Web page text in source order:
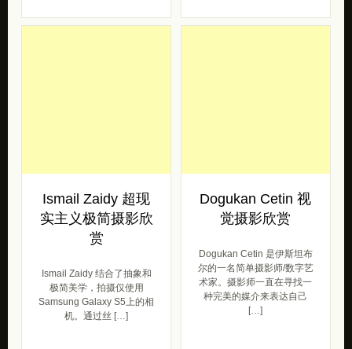
Ismail Zaidy 超现
实主义极简摄影欣
赏
Ismail Zaidy 结合了抽象和
极简美学，拍摄仅使用
Samsung Galaxy S5上的相
机。通过丝 […]
Dogukan Cetin 视
觉摄影欣赏
Dogukan Cetin 是伊斯坦布
尔的一名简单摄影师/数字艺
术家。摄影师一直在寻找一
种完美的媒介来表达自己
[…]